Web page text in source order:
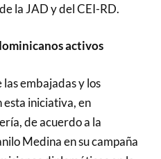
la JAD y del CEI-RD.
activos
embajadas y los
esta iniciativa, en
de acuerdo a la
Medina en su campaña